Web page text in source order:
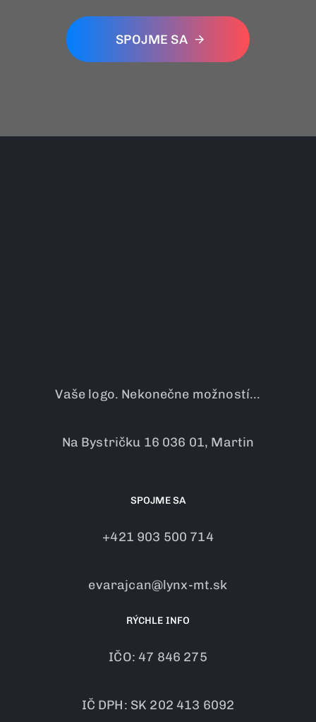
SPOJME SA
Vaše logo. Nekonečne možností...
Na Bystričku 16 036 01, Martin
SPOJME SA
+421 903 500 714
evarajcan@lynx-mt.sk
RÝCHLE INFO
IČO: 47 846 275
IČ DPH: SK 202 413 6092